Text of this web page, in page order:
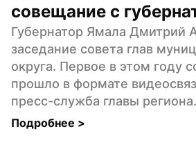
совещание с
Губернатор Ямала Дмитрий
заседание совета глав
округа. Первое в этом году
прошло в формате
пресс-служба главы региона.
Подробнее >